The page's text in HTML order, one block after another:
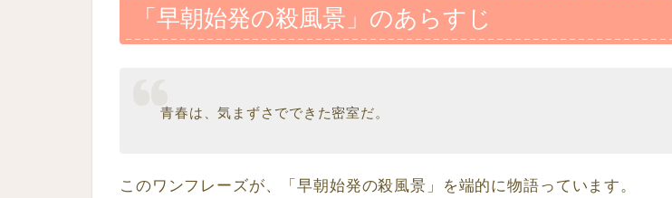
「早朝始発の殺風景」のあらすじ
青春は、気まずさでできた密室だ。
このワンフレーズが、「早朝始発の殺風景」を端的に物語っています。